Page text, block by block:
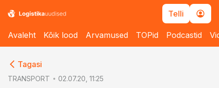
Telli
Avaleht Kõik lood Arvamused TOPid Podcastid
Tagasi
TRANSPORT 02.07.20, 11:25